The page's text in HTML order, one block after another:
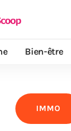
Bien-être
IMMO